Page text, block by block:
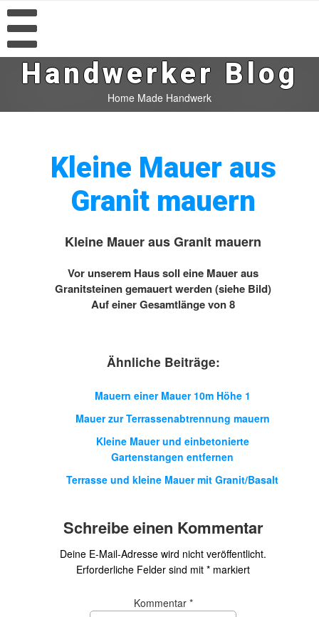
Handwerker Blog
Home Made Handwerk
Kleine Mauer aus
Granit mauern
Kleine Mauer aus Granit mauern
Vor unserem Haus soll eine Mauer aus
Granitsteinen gemauert werden (siehe Bild)
Auf einer Gesamtlänge von 8
Ähnliche Beiträge:
Mauern einer Mauer 10m Höhe 1
Mauer zur Terrassenabtrennung mauern
Kleine Mauer und einbetonierte
Gartenstangen entfernen
Terrasse und kleine Mauer mit Granit/Basalt
Schreibe einen Kommentar
Deine E-Mail-Adresse wird nicht veröffentlicht.
Erforderliche Felder sind mit * markiert
Kommentar *